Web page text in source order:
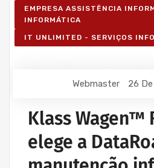
EMPRESA ASSISTÊNCIA
INFORMÁTICA
IT UNLIMITED - SERVIÇOS
Webmaster 26
Klass Wagen™
elege a